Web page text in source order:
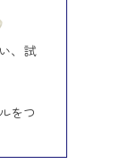
、試
をつ